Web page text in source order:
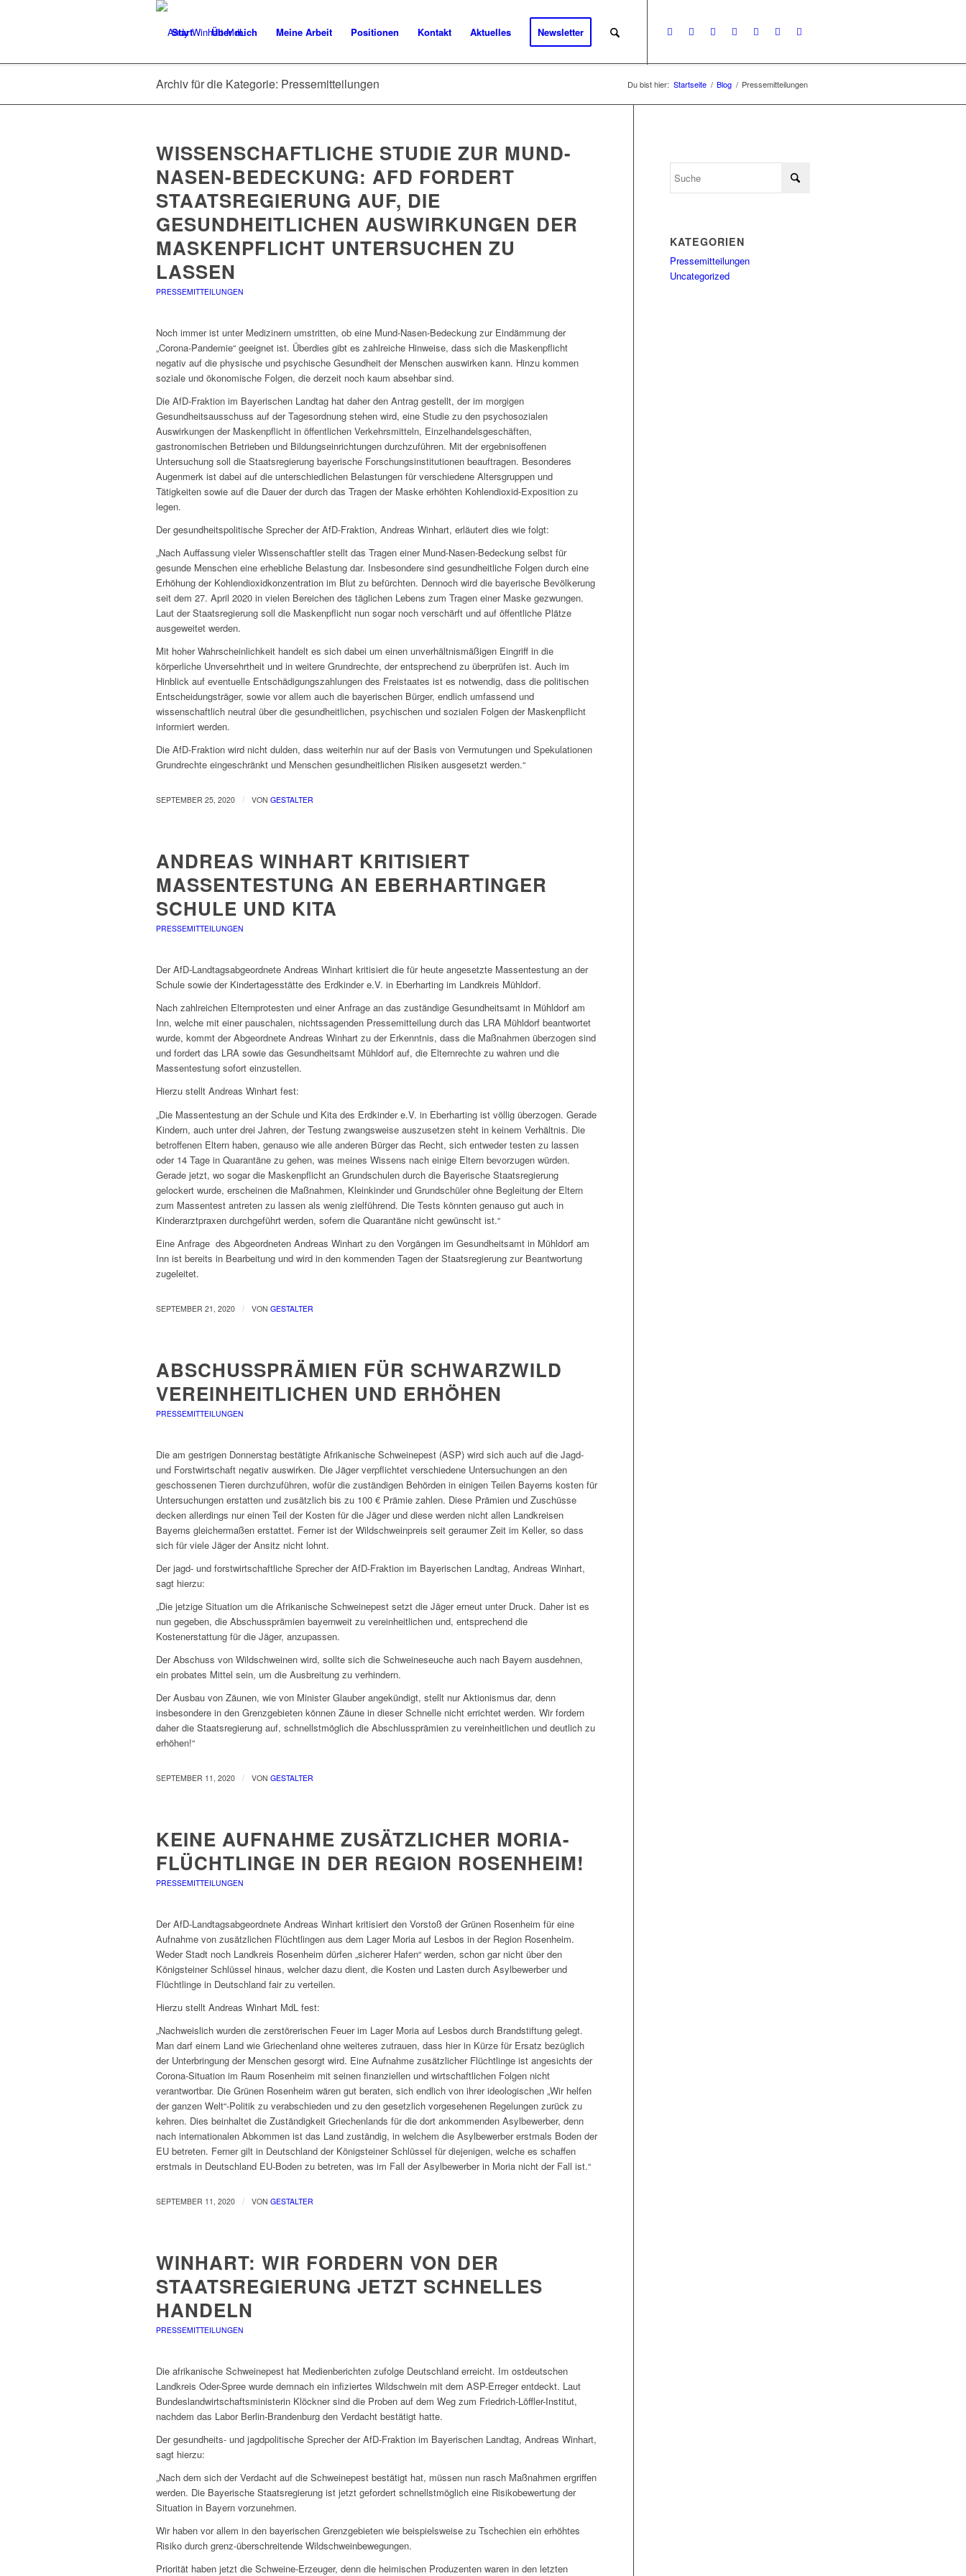
Start Über mich Meine Arbeit Positionen Kontakt Aktuelles Newsletter
Archiv für die Kategorie: Pressemitteilungen Du bist hier: Startseite / Blog / Pressemitteilungen
WISSENSCHAFTLICHE STUDIE ZUR MUND-
NASEN-BEDECKUNG: AFD FORDERT
STAATSREGIERUNG AUF, DIE
GESUNDHEITLICHEN AUSWIRKUNGEN DER
MASKENPFLICHT UNTERSUCHEN ZU
LASSEN
PRESSEMITTEILUNGEN
Noch immer ist unter Medizinern umstritten, ob eine Mund-Nasen-Bedeckung zur Eindämmung der
„Corona-Pandemie“ geeignet ist. Überdies gibt es zahlreiche Hinweise, dass sich die Maskenpflicht
negativ auf die physische und psychische Gesundheit der Menschen auswirken kann. Hinzu kommen
soziale und ökonomische Folgen, die derzeit noch kaum absehbar sind.
Die AfD-Fraktion im Bayerischen Landtag hat daher den Antrag gestellt, der im morgigen
Gesundheitsausschuss auf der Tagesordnung stehen wird, eine Studie zu den psychosozialen
Auswirkungen der Maskenpflicht in öffentlichen Verkehrsmitteln, Einzelhandelsgeschäften,
gastronomischen Betrieben und Bildungseinrichtungen durchzuführen. Mit der ergebnisoffenen
Untersuchung soll die Staatsregierung bayerische Forschungsinstitutionen beauftragen. Besonderes
Augenmerk ist dabei auf die unterschiedlichen Belastungen für verschiedene Altersgruppen und
Tätigkeiten sowie auf die Dauer der durch das Tragen der Maske erhöhten Kohlendioxid-Exposition zu
legen.
Der gesundheitspolitische Sprecher der AfD-Fraktion, Andreas Winhart, erläutert dies wie folgt:
„Nach Auffassung vieler Wissenschaftler stellt das Tragen einer Mund-Nasen-Bedeckung selbst für
gesunde Menschen eine erhebliche Belastung dar. Insbesondere sind gesundheitliche Folgen durch eine
Erhöhung der Kohlendioxidkonzentration im Blut zu befürchten. Dennoch wird die bayerische Bevölkerung
seit dem 27. April 2020 in vielen Bereichen des täglichen Lebens zum Tragen einer Maske gezwungen.
Laut der Staatsregierung soll die Maskenpflicht nun sogar noch verschärft und auf öffentliche Plätze
ausgeweitet werden.
Mit hoher Wahrscheinlichkeit handelt es sich dabei um einen unverhältnismäßigen Eingriff in die
körperliche Unversehrtheit und in weitere Grundrechte, der entsprechend zu überprüfen ist. Auch im
Hinblick auf eventuelle Entschädigungszahlungen des Freistaates ist es notwendig, dass die politischen
Entscheidungsträger, sowie vor allem auch die bayerischen Bürger, endlich umfassend und
wissenschaftlich neutral über die gesundheitlichen, psychischen und sozialen Folgen der Maskenpflicht
informiert werden.
Die AfD-Fraktion wird nicht dulden, dass weiterhin nur auf der Basis von Vermutungen und Spekulationen
Grundrechte eingeschränkt und Menschen gesundheitlichen Risiken ausgesetzt werden.“
SEPTEMBER 25, 2020 / VON GESTALTER
ANDREAS WINHART KRITISIERT
MASSENTESTUNG AN EBERHARTINGER
SCHULE UND KITA
PRESSEMITTEILUNGEN
Der AfD-Landtagsabgeordnete Andreas Winhart kritisiert die für heute angesetzte Massentestung an der
Schule sowie der Kindertagesstätte des Erdkinder e.V. in Eberharting im Landkreis Mühldorf.
Nach zahlreichen Elternprotesten und einer Anfrage an das zuständige Gesundheitsamt in Mühldorf am
Inn, welche mit einer pauschalen, nichtssagenden Pressemitteilung durch das LRA Mühldorf beantwortet
wurde, kommt der Abgeordnete Andreas Winhart zu der Erkenntnis, dass die Maßnahmen überzogen sind
und fordert das LRA sowie das Gesundheitsamt Mühldorf auf, die Elternrechte zu wahren und die
Massentestung sofort einzustellen.
Hierzu stellt Andreas Winhart fest:
„Die Massentestung an der Schule und Kita des Erdkinder e.V. in Eberharting ist völlig überzogen. Gerade
Kindern, auch unter drei Jahren, der Testung zwangsweise auszusetzen steht in keinem Verhältnis. Die
betroffenen Eltern haben, genauso wie alle anderen Bürger das Recht, sich entweder testen zu lassen
oder 14 Tage in Quarantäne zu gehen, was meines Wissens nach einige Eltern bevorzugen würden.
Gerade jetzt, wo sogar die Maskenpflicht an Grundschulen durch die Bayerische Staatsregierung
gelockert wurde, erscheinen die Maßnahmen, Kleinkinder und Grundschüler ohne Begleitung der Eltern
zum Massentest antreten zu lassen als wenig zielführend. Die Tests könnten genauso gut auch in
Kinderarztpraxen durchgeführt werden, sofern die Quarantäne nicht gewünscht ist.“
Eine Anfrage des Abgeordneten Andreas Winhart zu den Vorgängen im Gesundheitsamt in Mühldorf am
Inn ist bereits in Bearbeitung und wird in den kommenden Tagen der Staatsregierung zur Beantwortung
zugeleitet.
SEPTEMBER 21, 2020 / VON GESTALTER
ABSCHUSSPRÄMIEN FÜR SCHWARZWILD
VEREINHEITLICHEN UND ERHÖHEN
PRESSEMITTEILUNGEN
Die am gestrigen Donnerstag bestätigte Afrikanische Schweinepest (ASP) wird sich auch auf die Jagd-
und Forstwirtschaft negativ auswirken. Die Jäger verpflichtet verschiedene Untersuchungen an den
geschossenen Tieren durchzuführen, wofür die zuständigen Behörden in einigen Teilen Bayerns kosten für
Untersuchungen erstatten und zusätzlich bis zu 100 € Prämie zahlen. Diese Prämien und Zuschüsse
decken allerdings nur einen Teil der Kosten für die Jäger und diese werden nicht allen Landkreisen
Bayerns gleichermaßen erstattet. Ferner ist der Wildschweinpreis seit geraumer Zeit im Keller, so dass
sich für viele Jäger der Ansitz nicht lohnt.
Der jagd- und forstwirtschaftliche Sprecher der AfD-Fraktion im Bayerischen Landtag, Andreas Winhart,
sagt hierzu:
„Die jetzige Situation um die Afrikanische Schweinepest setzt die Jäger erneut unter Druck. Daher ist es
nun gegeben, die Abschussprämien bayernweit zu vereinheitlichen und, entsprechend die
Kostenerstattung für die Jäger, anzupassen.
Der Abschuss von Wildschweinen wird, sollte sich die Schweineseuche auch nach Bayern ausdehnen,
ein probates Mittel sein, um die Ausbreitung zu verhindern.
Der Ausbau von Zäunen, wie von Minister Glauber angekündigt, stellt nur Aktionismus dar, denn
insbesondere in den Grenzgebieten können Zäune in dieser Schnelle nicht errichtet werden. Wir fordern
daher die Staatsregierung auf, schnellstmöglich die Abschlussprämien zu vereinheitlichen und deutlich zu
erhöhen!“
SEPTEMBER 11, 2020 / VON GESTALTER
KEINE AUFNAHME ZUSÄTZLICHER MORIA-
FLÜCHTLINGE IN DER REGION ROSENHEIM!
PRESSEMITTEILUNGEN
Der AfD-Landtagsabgeordnete Andreas Winhart kritisiert den Vorstoß der Grünen Rosenheim für eine
Aufnahme von zusätzlichen Flüchtlingen aus dem Lager Moria auf Lesbos in der Region Rosenheim.
Weder Stadt noch Landkreis Rosenheim dürfen „sicherer Hafen“ werden, schon gar nicht über den
Königsteiner Schlüssel hinaus, welcher dazu dient, die Kosten und Lasten durch Asylbewerber und
Flüchtlinge in Deutschland fair zu verteilen.
Hierzu stellt Andreas Winhart MdL fest:
„Nachweislich wurden die zerstörerischen Feuer im Lager Moria auf Lesbos durch Brandstiftung gelegt.
Man darf einem Land wie Griechenland ohne weiteres zutrauen, dass hier in Kürze für Ersatz bezüglich
der Unterbringung der Menschen gesorgt wird. Eine Aufnahme zusätzlicher Flüchtlinge ist angesichts der
Corona-Situation im Raum Rosenheim mit seinen finanziellen und wirtschaftlichen Folgen nicht
verantwortbar. Die Grünen Rosenheim wären gut beraten, sich endlich von ihrer ideologischen „Wir helfen
der ganzen Welt“-Politik zu verabschieden und zu den gesetzlich vorgesehenen Regelungen zurück zu
kehren. Dies beinhaltet die Zuständigkeit Griechenlands für die dort ankommenden Asylbewerber, denn
nach internationalen Abkommen ist das Land zuständig, in welchem die Asylbewerber erstmals Boden der
EU betreten. Ferner gilt in Deutschland der Königsteiner Schlüssel für diejenigen, welche es schaffen
erstmals in Deutschland EU-Boden zu betreten, was im Fall der Asylbewerber in Moria nicht der Fall ist.“
SEPTEMBER 11, 2020 / VON GESTALTER
WINHART: WIR FORDERN VON DER
STAATSREGIERUNG JETZT SCHNELLES
HANDELN
PRESSEMITTEILUNGEN
Die afrikanische Schweinepest hat Medienberichten zufolge Deutschland erreicht. Im ostdeutschen
Landkreis Oder-Spree wurde demnach ein infiziertes Wildschwein mit dem ASP-Erreger entdeckt. Laut
Bundeslandwirtschaftsministerin Klöckner sind die Proben auf dem Weg zum Friedrich-Löffler-Institut,
nachdem das Labor Berlin-Brandenburg den Verdacht bestätigt hatte.
Der gesundheits- und jagdpolitische Sprecher der AfD-Fraktion im Bayerischen Landtag, Andreas Winhart,
sagt hierzu:
„Nach dem sich der Verdacht auf die Schweinepest bestätigt hat, müssen nun rasch Maßnahmen ergriffen
werden. Die Bayerische Staatsregierung ist jetzt gefordert schnellstmöglich eine Risikobewertung der
Situation in Bayern vorzunehmen.
Wir haben vor allem in den bayerischen Grenzgebieten wie beispielsweise zu Tschechien ein erhöhtes
Risiko durch grenz-überschreitende Wildschweinbewegungen.
Priorität haben jetzt die Schweine-Erzeuger, denn die heimischen Produzenten waren in den letzten
KATEGORIEN
Pressemitteilungen
Uncategorized